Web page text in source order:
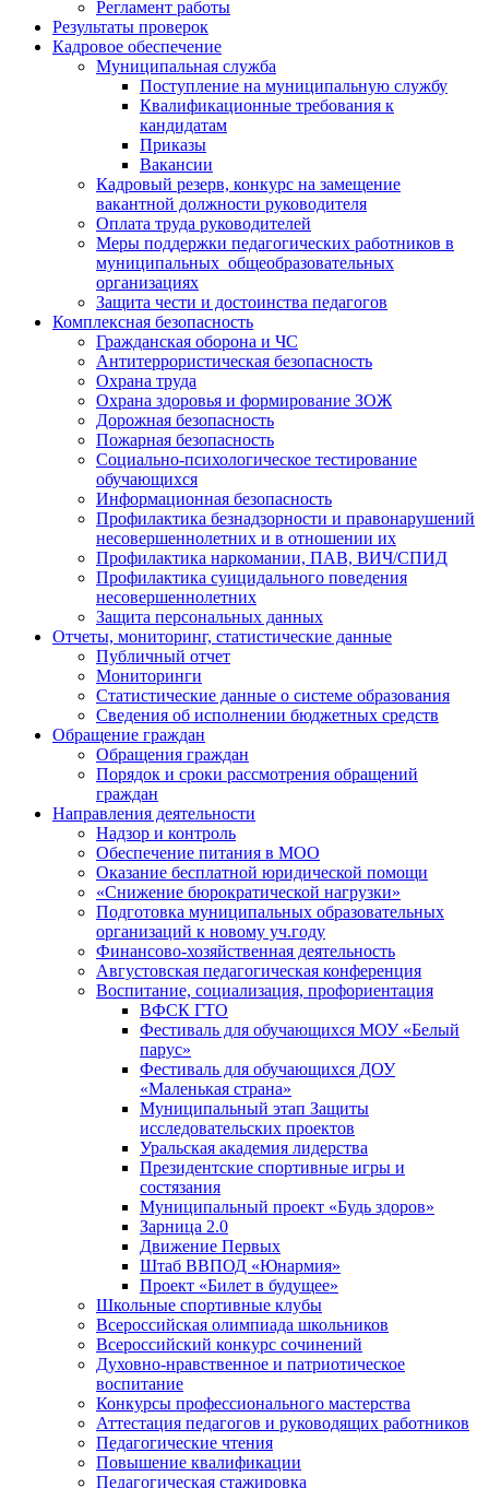
Регламент работы
Результаты проверок
Кадровое обеспечение
Муниципальная служба
Поступление на муниципальную службу
Квалификационные требования к
кандидатам
Приказы
Вакансии
Кадровый резерв, конкурс на замещение
вакантной должности руководителя
Оплата труда руководителей
Меры поддержки педагогических работников в
муниципальных общеобразовательных
организациях
Защита чести и достоинства педагогов
Комплексная безопасность
Гражданская оборона и ЧС
Антитеррористическая безопасность
Охрана труда
Охрана здоровья и формирование ЗОЖ
Дорожная безопасность
Пожарная безопасность
Социально-психологическое тестирование
обучающихся
Информационная безопасность
Профилактика безнадзорности и правонарушений
несовершеннолетних и в отношении их
Профилактика наркомании, ПАВ, ВИЧ/СПИД
Профилактика суицидального поведения
несовершеннолетних
Защита персональных данных
Отчеты, мониторинг, статистические данные
Публичный отчет
Мониторинги
Статистические данные о системе образования
Сведения об исполнении бюджетных средств
Обращение граждан
Обращения граждан
Порядок и сроки рассмотрения обращений
граждан
Направления деятельности
Надзор и контроль
Обеспечение питания в МОО
Оказание бесплатной юридической помощи
«Снижение бюрократической нагрузки»
Подготовка муниципальных образовательных
организаций к новому уч.году
Финансово-хозяйственная деятельность
Августовская педагогическая конференция
Воспитание, социализация, профориентация
ВФСК ГТО
Фестиваль для обучающихся МОУ «Белый
парус»
Фестиваль для обучающихся ДОУ
«Маленькая страна»
Муниципальный этап Защиты
исследовательских проектов
Уральская академия лидерства
Президентские спортивные игры и
состязания
Муниципальный проект «Будь здоров»
Зарница 2.0
Движение Первых
Штаб ВВПОД «Юнармия»
Проект «Билет в будущее»
Школьные спортивные клубы
Всероссийская олимпиада школьников
Всероссийский конкурс сочинений
Духовно-нравственное и патриотическое
воспитание
Конкурсы профессионального мастерства
Аттестация педагогов и руководящих работников
Педагогические чтения
Повышение квалификации
Педагогическая стажировка